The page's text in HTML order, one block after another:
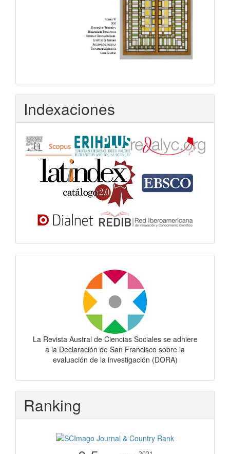
Indexaciones
La Revista Austral de Ciencias Sociales se adhiere
a la Declaración de San Francisco sobre la
evaluación de la investigación (DORA)
Ranking